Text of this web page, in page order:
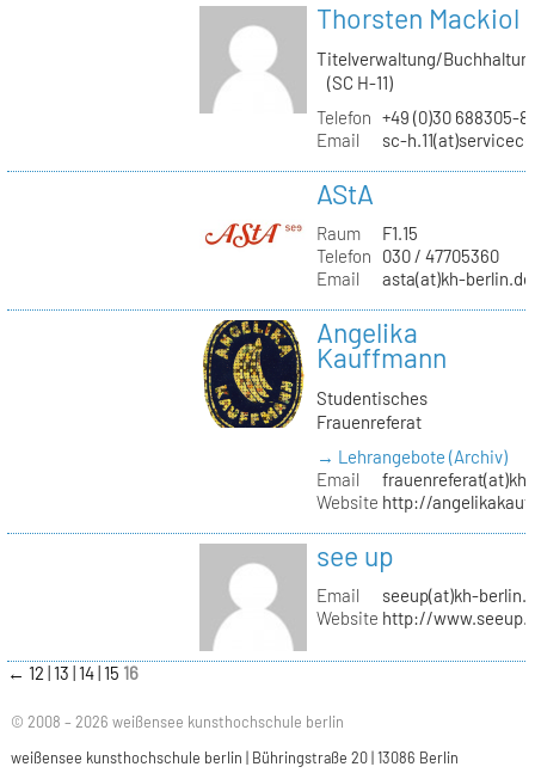
Thorsten Mackiol
Titelverwaltung/
(SC H-11)
Telefon +49 (0)30 688305-
Email
sc-
AStA
Raum
F1.15
Telefon
030 / 47705360
Email
asta(at)kh-berlin.de
Angelika
Kauffmann
Studentisches
Frauenreferat
→ Lehrangebote (Archiv)
Email
Website http://
see up
Email
seeup(at)kh-
Website http://
← 12 13 14 15 16
© 2008 – 2026 weißensee kunsthochschule berlin
weißensee kunsthochschule berlin | Bühringstraße 20 | 13086 Berlin